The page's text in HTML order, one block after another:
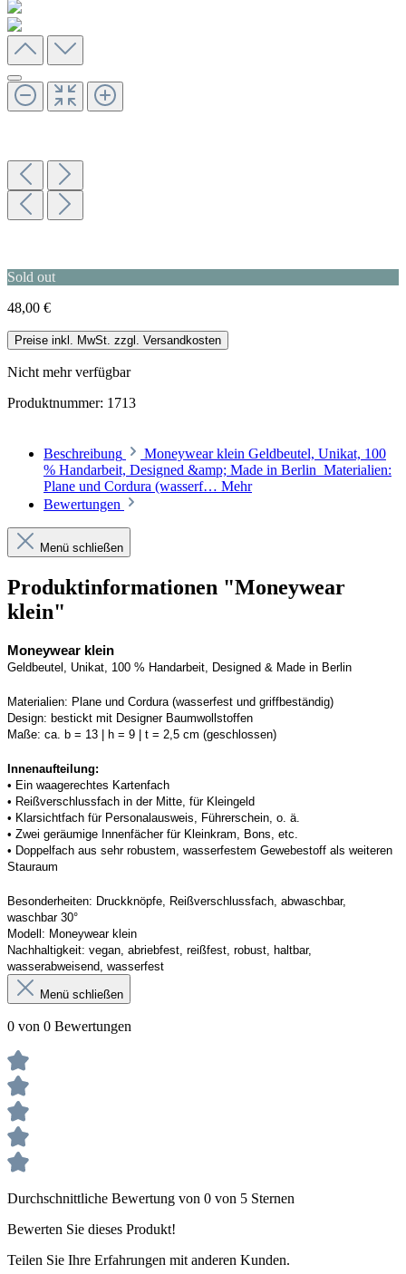
Sold out
48,00 €
Preise inkl. MwSt. zzgl. Versandkosten
Nicht mehr verfügbar
Produktnummer: 1713
Beschreibung
Moneywear klein Geldbeutel, Unikat, 100
% Handarbeit, Designed &amp; Made in Berlin Materialien:
Plane und Cordura (wasserf… Mehr
Bewertungen
Menü schließen
Produktinformationen "Moneywear
klein"
Moneywear klein
Geldbeutel, Unikat, 100 % Handarbeit, Designed & Made in Berlin
Materialien: Plane und Cordura (wasserfest und griffbeständig)
Design: bestickt mit Designer Baumwollstoffen
Maße: ca. b = 13 | h = 9 | t = 2,5 cm (geschlossen)
Innenaufteilung:
• Ein waagerechtes Kartenfach
• Reißverschlussfach in der Mitte, für Kleingeld
• Klarsichtfach für Personalausweis, Führerschein, o. ä.
• Zwei geräumige Innenfächer für Kleinkram, Bons, etc.
• Doppelfach aus sehr robustem, wasserfestem Gewebestoff als weiteren
Stauraum
Besonderheiten: Druckknöpfe, Reißverschlussfach, abwaschbar,
waschbar 30°
Modell: Moneywear klein
Nachhaltigkeit: vegan, abriebfest, reißfest, robust haltbar,
wasserabweisend, wasserfest
Menü schließen
0 von 0 Bewertungen
Durchschnittliche Bewertung von 0 von 5 Sternen
Bewerten Sie dieses Produkt!
Teilen Sie Ihre Erfahrungen mit anderen Kunden.